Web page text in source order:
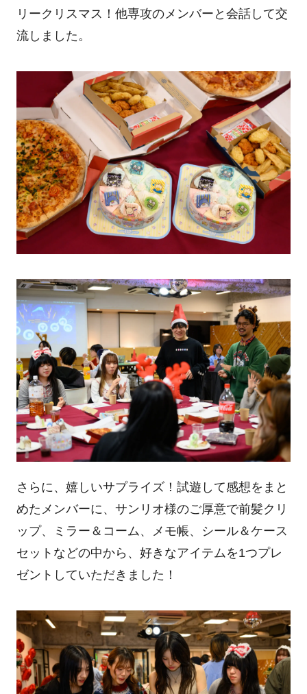
リークリスマス！他専攻のメンバーと会話して交
流しました。
さらに、嬉しいサプライズ！試遊して感想をまと
めたメンバーに、サンリオ様のご厚意で前髪クリ
ップ、ミラー＆コーム、メモ帳、シール＆ケース
セットなどの中から、好きなアイテムを1つプレ
ゼントしていただきました！